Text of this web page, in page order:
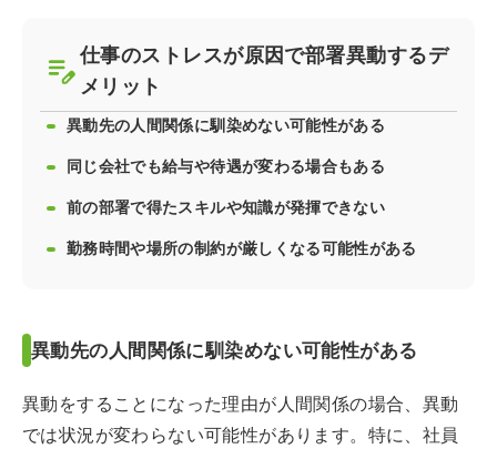
仕事のストレスが原因で部署異動するデ
メリット
異動先の人間関係に馴染めない可能性がある
同じ会社でも給与や待遇が変わる場合もある
前の部署で得たスキルや知識が発揮できない
勤務時間や場所の制約が厳しくなる可能性がある
異動先の人間関係に馴染めない可能性がある
異動をすることになった理由が人間関係の場合、異動
では状況が変わらない可能性があります。特に、社員